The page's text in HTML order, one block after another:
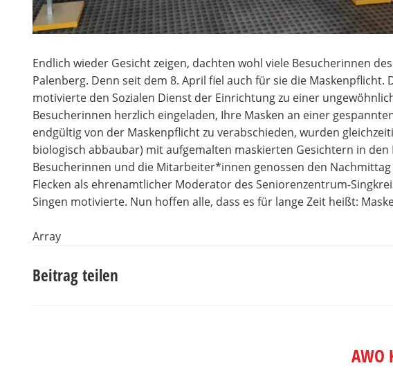
Endlich wieder Gesicht zeigen, dachten wohl viele Besucherinnen
Palenberg. Denn seit dem 8. April fiel auch für sie die Maskenpflicht.
motivierte den Sozialen Dienst der Einrichtung zu einer
Besucherinnen herzlich eingeladen, Ihre Masken an einer
endgültig von der Maskenpflicht zu verabschieden, wurden
biologisch abbaubar) mit aufgemalten maskierten Gesichtern in
Besucherinnen und die Mitarbeiter*innen genossen den
Flecken als ehrenamtlicher Moderator des Seniorenzentrum-
Singen motivierte. Nun hoffen alle, dass es für lange Zeit heißt:
Array
Beitrag teilen
AWO